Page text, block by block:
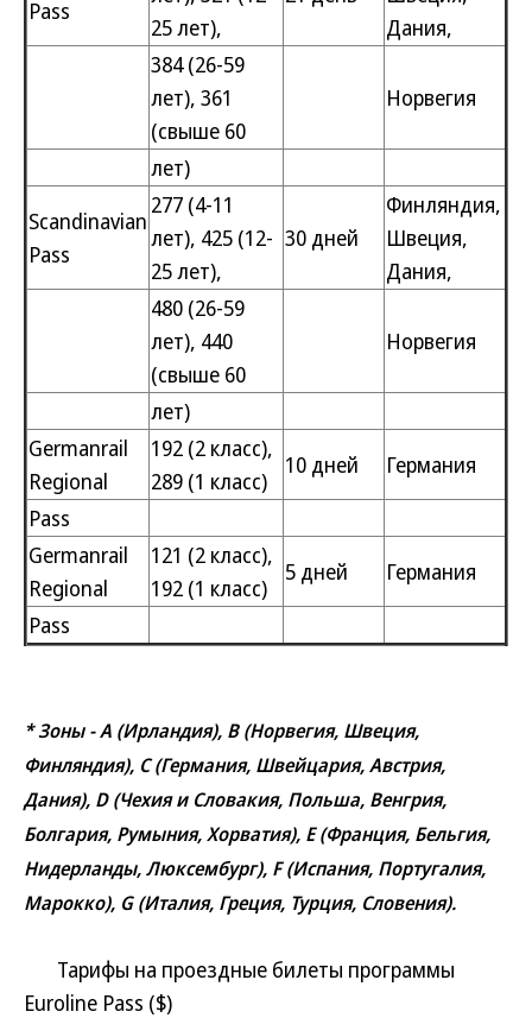
Pass
25 лет),
Дания,
384 (26-59
лет), 361
(свыше 60
Норвегия
лет)
Scandinavian
Pass
277 (4-11
лет), 425 (12-
25 лет),
30 дней
Финляндия,
Швеция,
Дания,
480 (26-59
лет), 440
(свыше 60
Норвегия
лет)
Germanrail
Regional
192 (2 класс),
289 (1 класс)
10 дней
Германия
Pass
Germanrail
Regional
121 (2 класс),
192 (1 класс)
5 дней
Германия
Pass
* Зоны - A (Ирландия), B (Норвегия, Швеция,
Финляндия), С (Германия, Швейцария, Австрия,
Дания), D (Чехия и Словакия, Польша, Венгрия,
Болгария, Румыния, Хорватия), E (Франция, Бельгия,
Нидерланды, Люксембург), F (Испания, Португалия,
Марокко), G (Италия, Греция, Турция, Словения).
Тарифы на проездные билеты программы
Euroline Pass ($)